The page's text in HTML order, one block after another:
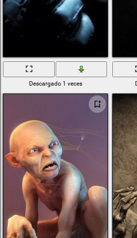
Descargado 1 veces